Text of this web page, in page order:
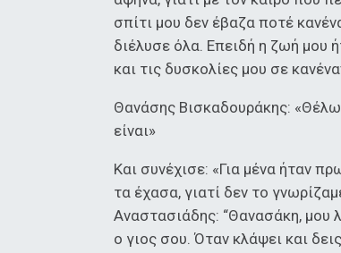
σπίτι μου δεν έβαζα ποτέ
διέλυσε όλα. Επειδή η ζωή μου
και τις δυσκολίες μου σε
Θανάσης Βισκαδουράκης:
είναι»
Και συνέχισε: «Για μένα ήταν
τα έχασα, γιατί δεν το
Αναστασιάδης: “Θανασάκη, μου
ο γιος σου. Όταν κλάψει και